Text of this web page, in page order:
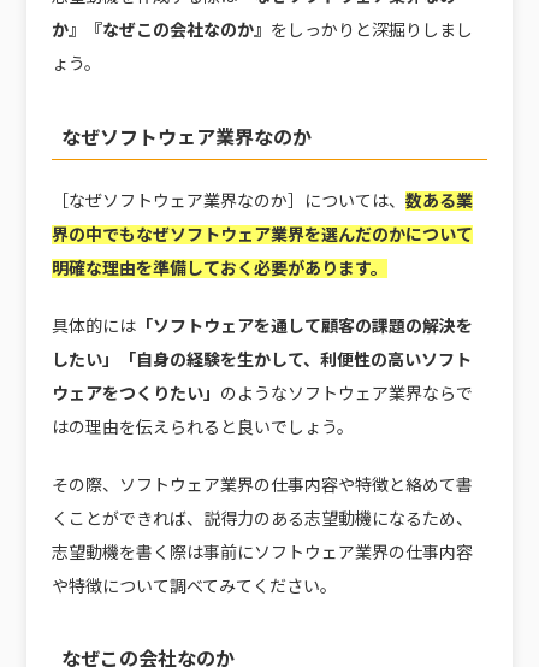
か』『なぜこの会社なのか』 をしっかりと深掘りしまし
ょう。
なぜソフトウェア業界なのか
［なぜソフトウェア業界なのか］については、 数ある業
界の中でもなぜソフトウェア業界を選んだのかについて
明確な理由を準備しておく 必要があります。
具体的には「ソフトウェアを通して顧客の課題の解決を
したい」「自身の経験を生かして、利便性の高いソフト
ウェアをつくりたい」 のようなソフトウェア業界ならで
はの理由を伝えられると良いでしょう。
その際、ソフトウェア業界の仕事内容や特徴と絡めて書
くことができれば、説得力のある志望動機になるため、
志望動機を書く際は事前にソフトウェア業界の仕事内容
や特徴について調べてみてください。
なぜこの会社なのか